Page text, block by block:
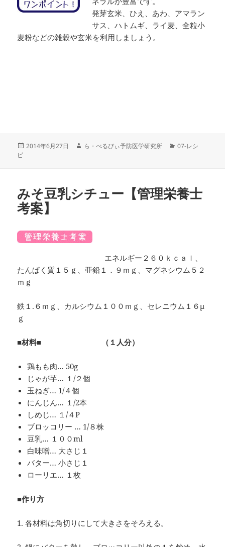
発芽玄米、ひえ、あわ、アマラン
サス、ハトムギ、ライ麦、全粒小
麦粉などの雑穀や玄米を利用しましょう。
投
2014年6月27日
作
ら・べるびぃ予防医学研究所
カ
07-レシ
ピ
みそ豆乳シチュー【管理栄養士
考案】
エネルギー２６０ｋｃａｌ、
たんぱく質１５ｇ、亜鉛１．９ｍｇ、マグネシウム５２
ｍｇ
鉄１.６ｍｇ、カルシウム１００ｍｇ、セレニウム１６μ
ｇ
■材料■ （１人分）
鶏もも肉… 50g
じゃが芋… １/２個
玉ねぎ… 1/４個
にんじん… １/2本
しめじ… １/４P
ブロッコリー … 1/８株
豆乳… １００ml
白味噌… 大さじ１
バター… 小さじ１
ローリエ… １枚
■作り方
1. 各材料は角切りにして大きさをそろえる。